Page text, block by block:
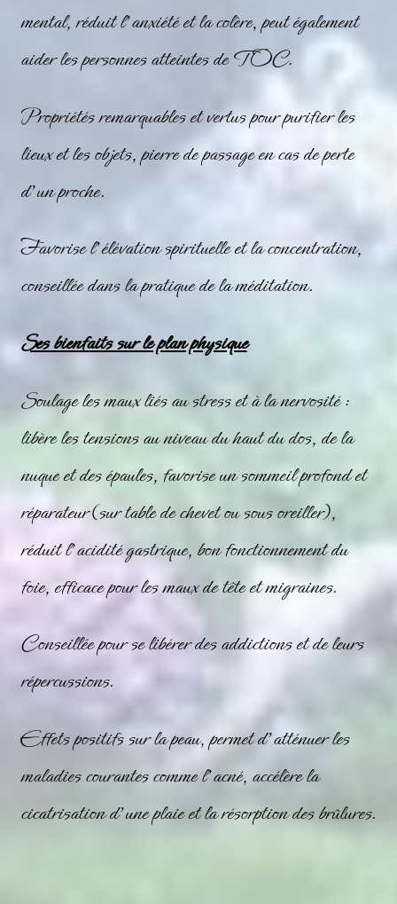
mental, réduit l’anxiété et la colère, peut également
aider les personnes atteintes de TOC.
Propriétés remarquables et vertus pour purifier les
lieux et les objets, pierre de passage en cas de perte
d’un proche.
Favorise l’élévation spirituelle et la concentration,
conseillée dans la pratique de la méditation.
Ses bienfaits sur le plan physique
Soulage les maux liés au stress et à la nervosité :
libère les tensions au niveau du haut du dos, de la
nuque et des épaules, favorise un sommeil profond et
réparateur (sur table de chevet ou sous oreiller),
réduit l’acidité gastrique, bon fonctionnement du
foie, efficace pour les maux de tête et migraines.
Conseillée pour se libérer des addictions et de leurs
répercussions.
Effets positifs sur la peau, permet d’atténuer les
maladies courantes comme l’acné, accélère la
cicatrisation d’une plaie et la résorption des brûlures.